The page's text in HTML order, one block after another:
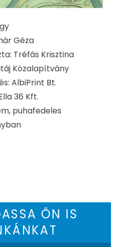
Géza
Tréfás Krisztina
Közalapítvány
AlbiPrint Bt.
36 Kft.
puhafedeles
ÖN IS